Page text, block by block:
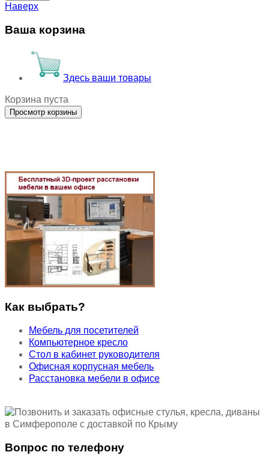
Наверх
Ваша корзина
Здесь ваши товары
Корзина пуста
Как выбрать?
Мебель для посетителей
Компьютерное кресло
Стол в кабинет руководителя
Офисная корпусная мебель
Расстановка мебели в офисе
Вопрос по телефону